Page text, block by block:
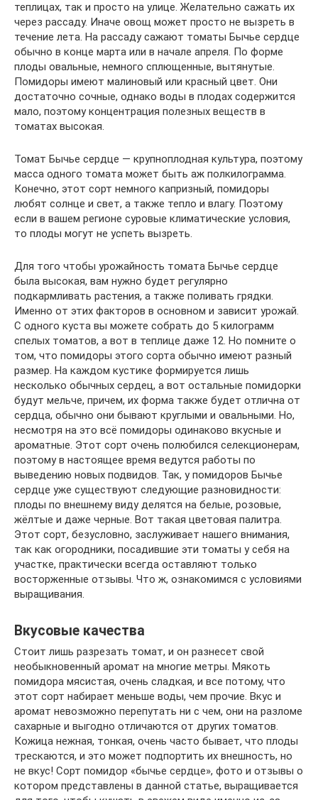
теплицах, так и просто на улице. Желательно сажать их
через рассаду. Иначе овощ может просто не вызреть в
течение лета. На рассаду сажают томаты Бычье сердце
обычно в конце марта или в начале апреля. По форме
плоды овальные, немного сплющенные, вытянутые.
Помидоры имеют малиновый или красный цвет. Они
достаточно сочные, однако воды в плодах содержится
мало, поэтому концентрация полезных веществ в
томатах высокая.
Томат Бычье сердце — крупноплодная культура, поэтому
масса одного томата может быть аж полкилограмма.
Конечно, этот сорт немного капризный, помидоры
любят солнце и свет, а также тепло и влагу. Поэтому
если в вашем регионе суровые климатические условия,
то плоды могут не успеть вызреть.
Для того чтобы урожайность томата Бычье сердце
была высокая, вам нужно будет регулярно
подкармливать растения, а также поливать грядки.
Именно от этих факторов в основном и зависит урожай.
С одного куста вы можете собрать до 5 килограмм
спелых томатов, а вот в теплице даже 12. Но помните о
том, что помидоры этого сорта обычно имеют разный
размер. На каждом кустике формируется лишь
несколько обычных сердец, а вот остальные помидорки
будут мельче, причем, их форма также будет отлична от
сердца, обычно они бывают круглыми и овальными. Но,
несмотря на это всё помидоры одинаково вкусные и
ароматные. Этот сорт очень полюбился селекционерам,
поэтому в настоящее время ведутся работы по
выведению новых подвидов. Так, у помидоров Бычье
сердце уже существуют следующие разновидности:
плоды по внешнему виду делятся на белые, розовые,
жёлтые и даже черные. Вот такая цветовая палитра.
Этот сорт, безусловно, заслуживает нашего внимания,
так как огородники, посадившие эти томаты у себя на
участке, практически всегда оставляют только
восторженные отзывы. Что ж, ознакомимся с условиями
выращивания.
Вкусовые качества
Стоит лишь разрезать томат, и он разнесет свой
необыкновенный аромат на многие метры. Мякоть
помидора мясистая, очень сладкая, и все потому, что
этот сорт набирает меньше воды, чем прочие. Вкус и
аромат невозможно перепутать ни с чем, они на разломе
сахарные и выгодно отличаются от других томатов.
Кожица нежная, тонкая, очень часто бывает, что плоды
трескаются, и это может подпортить их внешность, но
не вкус! Сорт помидор «бычье сердце», фото и отзывы о
котором представлены в данной статье, выращивается